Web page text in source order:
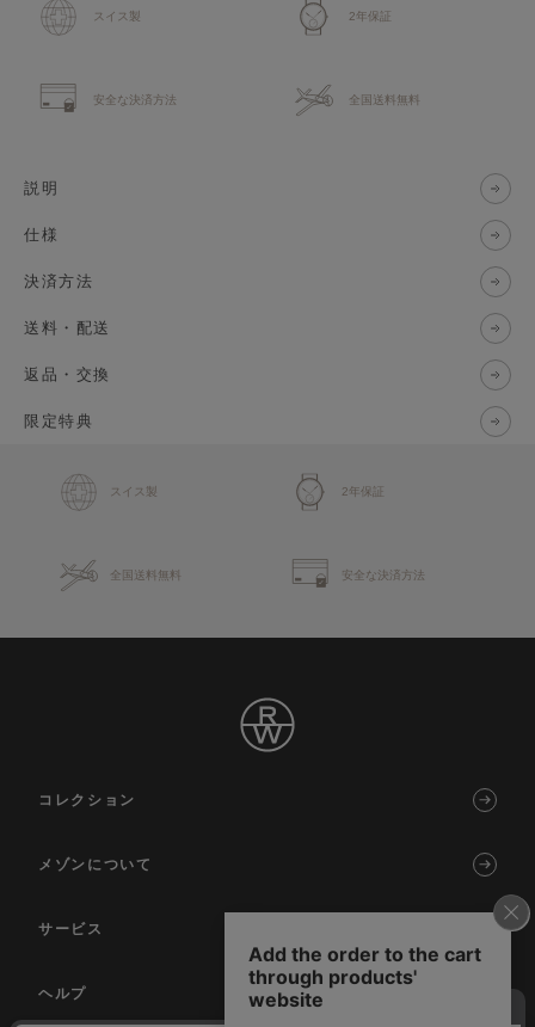
スイス製 2年保証
安全な決済方法 全国送料無料
説明
仕様
決済方法
送料・配送
返品・交換
限定特典
スイス製 2年保証
全国送料無料 安全な決済方法
コレクション
メゾンについて
サービス
ヘルプ